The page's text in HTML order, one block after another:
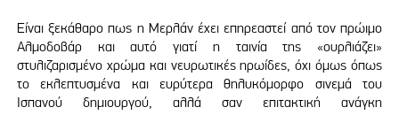
Είναι ξεκάθαρο πως η Μερλάν έχει επηρεαστεί από τον πρώιμο
Αλμοδοβάρ και αυτό γιατί η ταινία της «ουρλιάζει»
στυλιζαρισμένο χρώμα και νευρωτικές ηρωίδες, όχι όμως όπως
το εκλεπτυσμένα και ευρύτερα θηλυκόμορφο σινεμά του
Ισπανού δημιουργού, αλλά σαν επιτακτική ανάγκη